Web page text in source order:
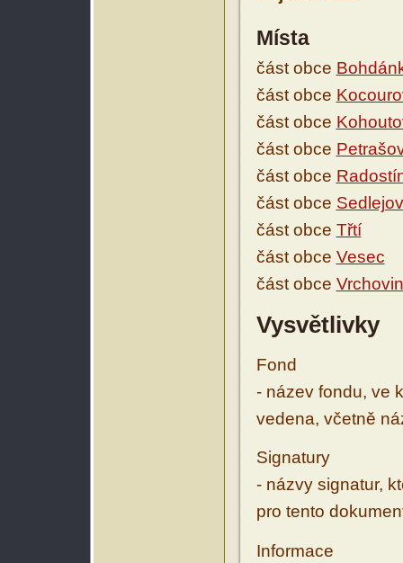
Místa
část obce
část obce
část obce
část obce
část obce
část obce
část obce Třtí
část obce Vesec
část obce
Vysvětlivky
Fond
- název fondu, ve
vedena, včetně
Signatury
- názvy signatur,
pro tento
Informace